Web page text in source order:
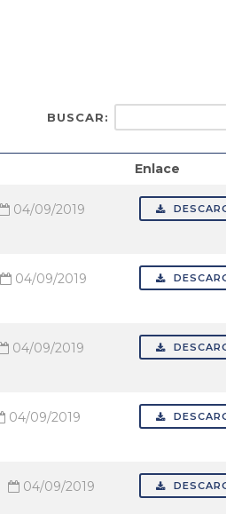
BUSCAR:
Enlace
04/09/2019
04/09/2019
04/09/2019
04/09/2019
04/09/2019